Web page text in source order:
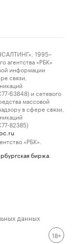
1995–
агентства «РБК»
информации
связи,
63848) и сетевого
массовой
в сфере связи,
82385)
«РБК».
биржа
данных
18+